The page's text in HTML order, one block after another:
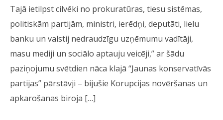
Tajā ietilpst cilvēki no prokuratūras, tiesu sistēmas,
politiskām partijām, ministri, ierēdņi, deputāti, lielu
banku un valstij nedraudzīgu uzņēmumu vadītāji,
masu mediji un sociālo aptauju veicēji,” ar šādu
paziņojumu svētdien nāca klajā “Jaunas konservatīvās
partijas” pārstāvji – bijušie Korupcijas novēršanas un
apkarošanas biroja […]